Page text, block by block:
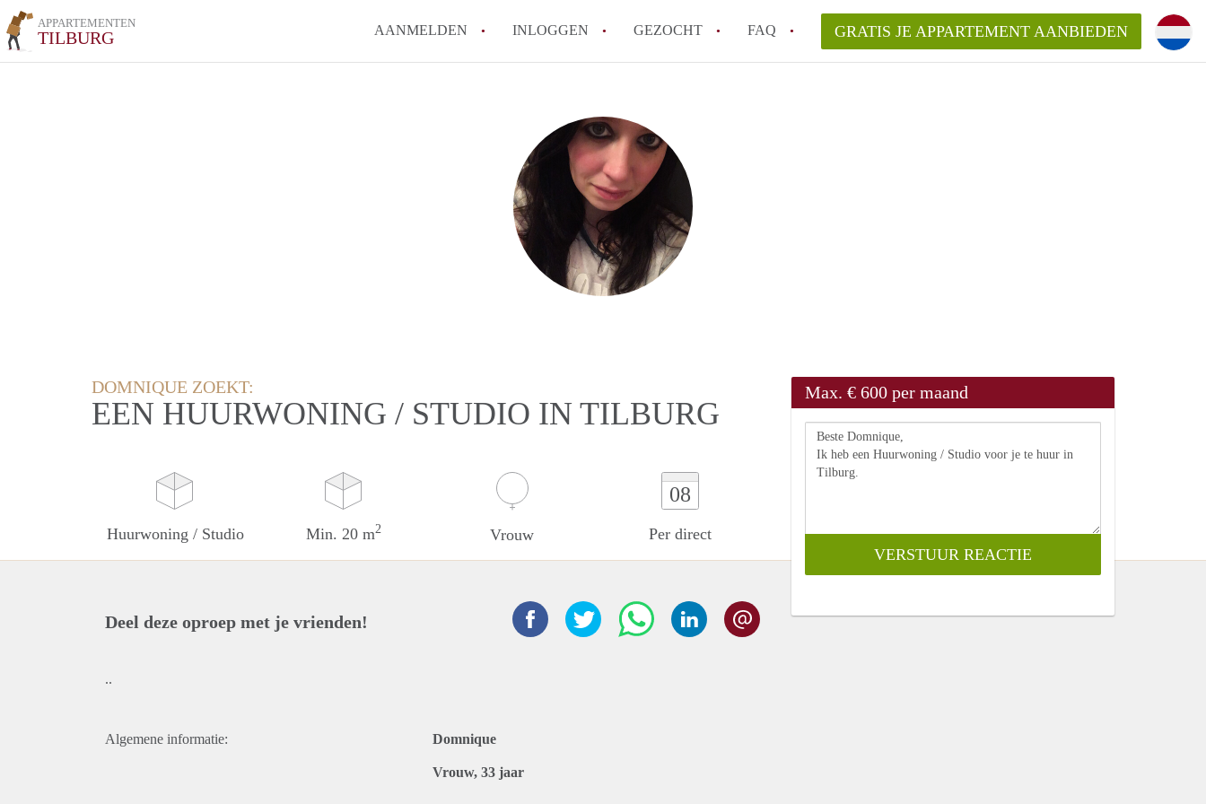
APPARTEMENTEN
TILBURG AANMELDEN INLOGGEN GEZOCHT FAQ
How to translate AppartementenTilburg!
Wat is AppartementenTilburg?
Hoeveel kost het om te reageren op een Appartement in Tilburg?
Wat is de privacyverklaring van AppartementenTilburg?
Berekent AppartementenTilburg
makelaarsvergoeding/bemiddelingsvergoeding?
Alle veelgestelde vragen
GRATIS JE APPARTEMENT AANBIEDEN
DOMNIQUE ZOEKT:
EEN HUURWONING / STUDIO IN TILBURG
Huurwoning / Studio Min. 20 m2 Vrouw
08
Per direct
Max. € 600 per maand
Deel deze oproep met je vrienden!
..
Algemene informatie: Domnique
Vrouw, 33 jaar